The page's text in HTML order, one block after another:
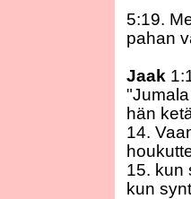
5:19.
pahan
Jaak
hän
14.
15. kun
kun